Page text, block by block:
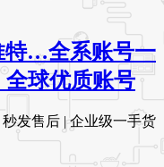
特…全系账号一
球优质账号
发售后 | 企业级一手货